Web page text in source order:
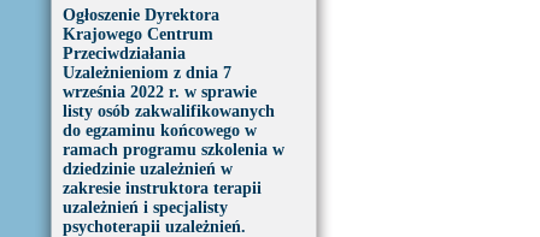
Ogłoszenie Dyrektora
Krajowego Centrum
Przeciwdziałania
Uzależnieniom z dnia 7
września 2022 r. w sprawie
listy osób zakwalifikowanych
do egzaminu końcowego w
ramach programu szkolenia w
dziedzinie uzależnień w
zakresie instruktora terapii
uzależnień i specjalisty
psychoterapii uzależnień.